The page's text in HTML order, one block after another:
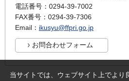
電話番号：0294-39-7002
FAX番号：0294-39-7306
Email： ikusyu@ffpri.go.jp
当サイトでは、ウェブサイト上でより